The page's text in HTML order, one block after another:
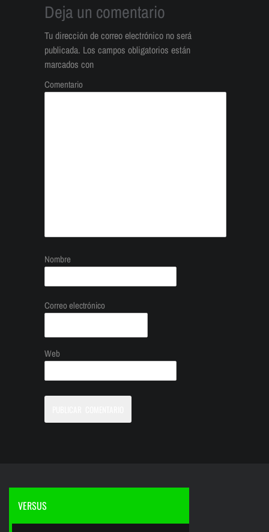
Deja un comentario
Tu dirección de correo electrónico no será
publicada. Los campos obligatorios están
marcados con
Comentario
Nombre
Correo electrónico
Web
VERSUS